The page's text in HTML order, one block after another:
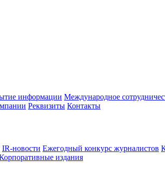
информации Международное
Реквизиты Контакты
IR-новости Ежегодный конкурс журналистов
издания